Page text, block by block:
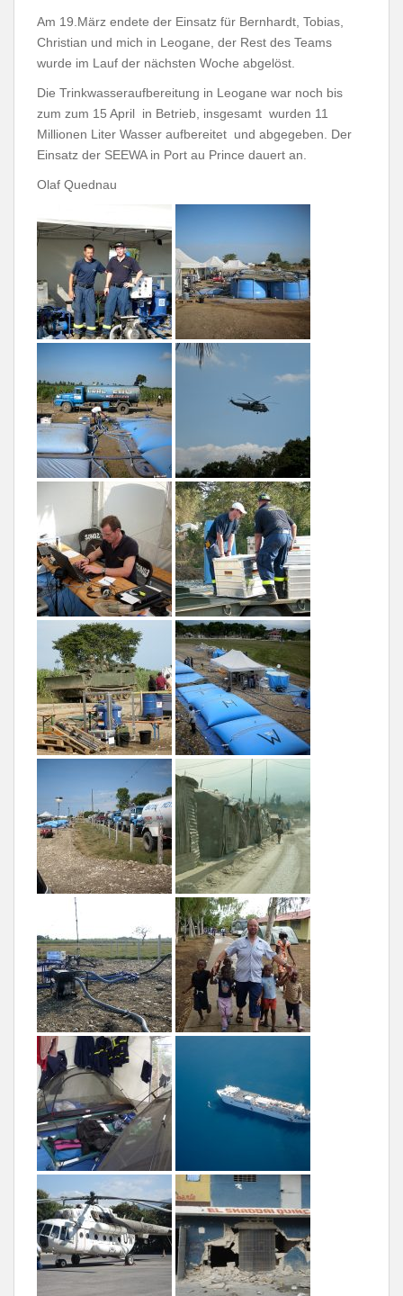
Am 19.März endete der Einsatz für Bernhardt, Tobias,
Christian und mich in Leogane, der Rest des Teams
wurde im Lauf der nächsten Woche abgelöst.
Die Trinkwasseraufbereitung in Leogane war noch bis
zum zum 15 April in Betrieb, insgesamt wurden 11
Millionen Liter Wasser aufbereitet und abgegeben. Der
Einsatz der SEEWA in Port au Prince dauert an.
Olaf Quednau